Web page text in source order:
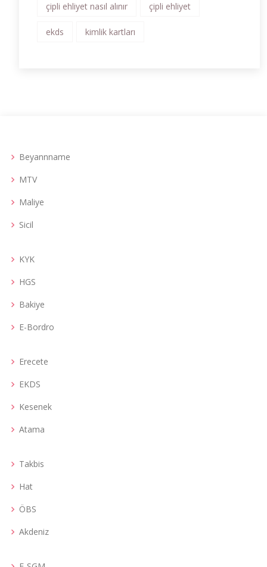
çipli ehliyet nasıl alınır çipli ehliyet
ekds kimlik kartları
Beyannname
MTV
Maliye
Sicil
KYK
HGS
Bakiye
E-Bordro
Erecete
EKDS
Kesenek
Atama
Takbis
Hat
ÖBS
Akdeniz